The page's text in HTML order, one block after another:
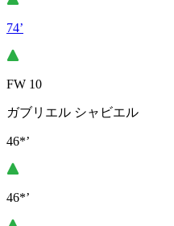
74’
FW 10
ガブリエル シャビエル
46*’
46*’